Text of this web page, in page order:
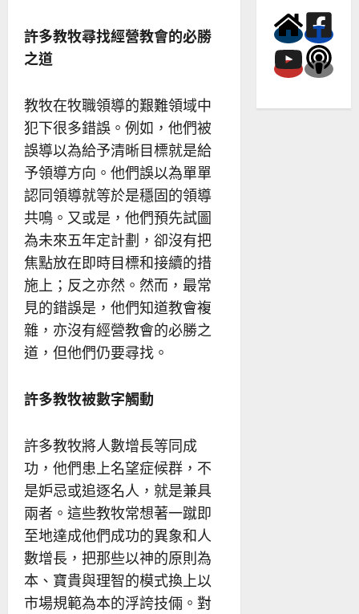
許多教牧尋找經營教會的必勝
之道
教牧在牧職領導的艱難領域中
犯下很多錯誤。例如，他們被
誤導以為給予清晰目標就是給
予領導方向。他們誤以為單單
認同領導就等於是穩固的領導
共鳴。又或是，他們預先試圖
為未來五年定計劃，卻沒有把
焦點放在即時目標和接續的措
施上；反之亦然。然而，最常
見的錯誤是，他們知道教會複
雜，亦沒有經營教會的必勝之
道，但他們仍要尋找。
許多教牧被數字觸動
許多教牧將人數增長等同成
功，他們患上名望症候群，不
是妒忌或追逐名人，就是兼具
兩者。這些教牧常想著一蹴即
至地達成他們成功的異象和人
數增長，把那些以神的原則為
本、寶貴與理智的模式換上以
市場規範為本的浮誇技倆。對